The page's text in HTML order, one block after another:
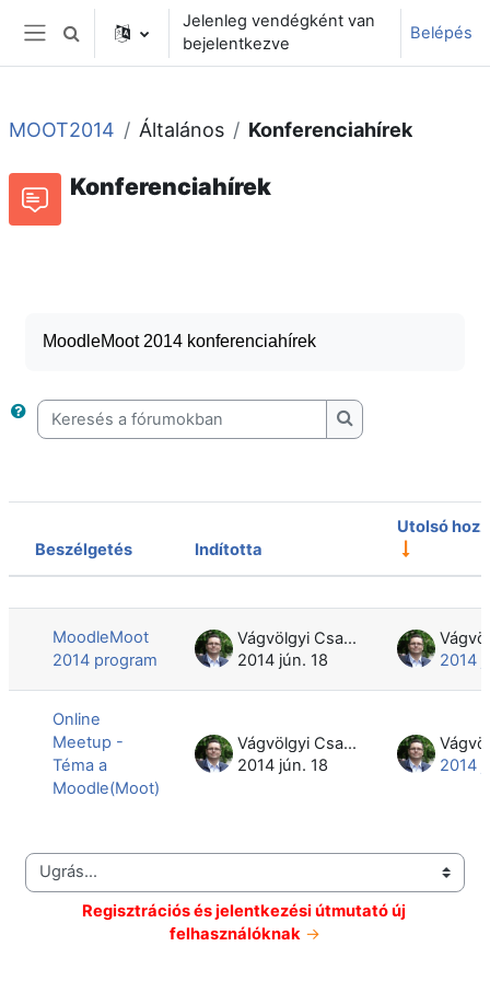
Tovább a fő tartalomhoz
Oldalpanel
Keresési bemeneti adatok váltása
Jelenleg vendégként van
bejelentkezve
Belépés
MOOT2014 Általános Konferenciahírek
Konferenciahírek
MoodleMoot 2014 konferenciahírek
Keresés a fórumokban
Keresés a
Állapot
Beszélgetés Indította
Utolsó
MoodleMoot
2014 program
Vágvölgyi Csaba
2014 jún. 18
2014
Online
Meetup -
Téma a
Moodle(Moot)
Vágvölgyi Csaba
2014 jún. 18
2014
Ugrás...
Regisztrációs és jelentkezési útmutató új
felhasználóknak →